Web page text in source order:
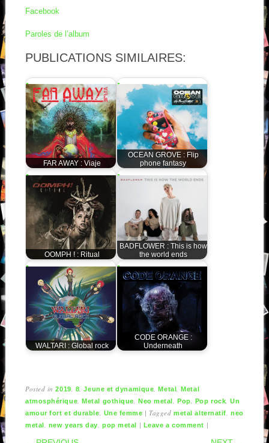
Facebook
Paroles de l’album
PUBLICATIONS SIMILAIRES:
FAR AWAY : Viaje
OCEAN GROVE : Flip
phone fantasy
OOMPH ! : Ritual
BADFLOWER : This is how
the world ends
WALTARI : Global rock
CODE ORANGE :
Underneath
Posted in2019 8 ,Jeune et dynamique ,Metal ,Metal
atmosphérique ,Metal gothique ,Neo metal ,Pop Pop rock ,Un
amour fort et durable
Une femme |Taggedmetal alternatif ,neo
metal
new years day ,pop metal | Leave a comment |